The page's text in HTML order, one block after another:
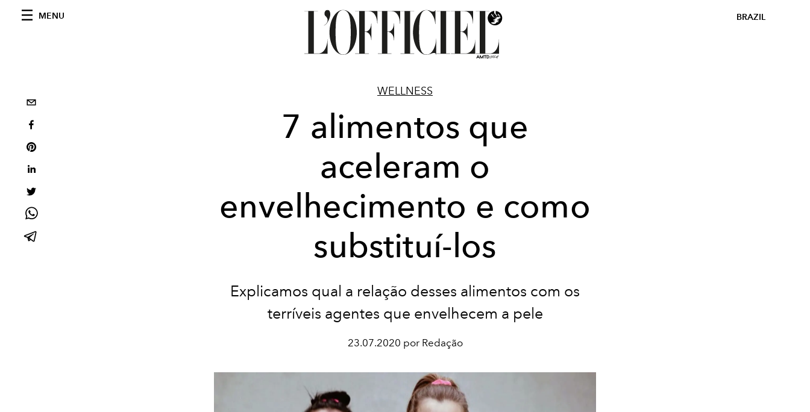
MENU BRAZIL
WELLNESS
7 alimentos que
aceleram o
envelhecimento e como
substituí-los
Explicamos qual a relação desses alimentos com os
terríveis agentes que envelhecem a pele
23.07.2020 por Redação